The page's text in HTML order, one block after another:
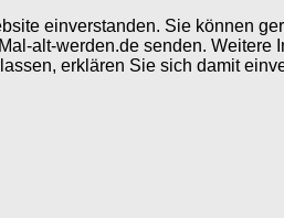
einverstanden. Sie können
alt-werden.de senden. Weitere
erklären Sie sich damit